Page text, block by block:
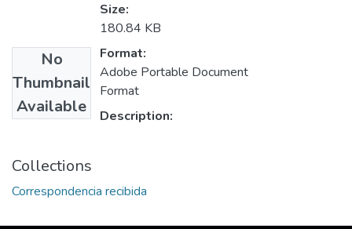
No
Thumbnail
Available
Size:
180.84 KB
Format:
Adobe Portable Document
Format
Description:
Collections
Correspondencia recibida